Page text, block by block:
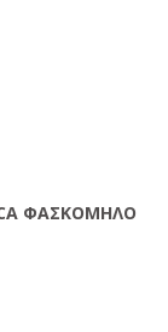
ΦΑΣΚΟΜΗΛΟ